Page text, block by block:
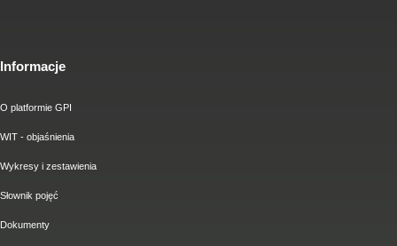
Informacje
O platformie GPI
WIT - objaśnienia
Wykresy i zestawienia
Słownik pojęć
Dokumenty